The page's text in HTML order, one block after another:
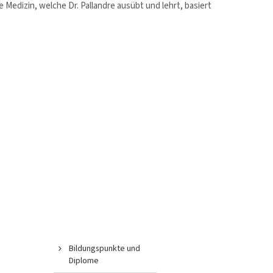
Medizin, welche Dr. Pallandre ausübt und lehrt, basiert
Bildungspunkte und
Diplome